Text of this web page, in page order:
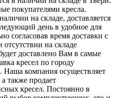
покупателями кресла.
на складе, доставляется
день в удобное для
согласовав время доставки с
на складе
доставлено Вам в самые
кресел по городу
Наша компания осуществляет
также продает
кресел. Постоянно в